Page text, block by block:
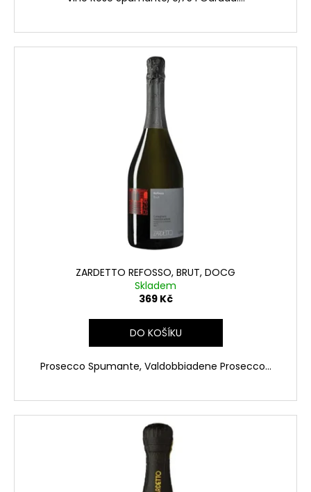
ZARDETTO REFOSSO, BRUT, DOCG
Skladem
369 Kč
DO KOŠÍKU
Prosecco Spumante, Valdobbiadene Prosecco...